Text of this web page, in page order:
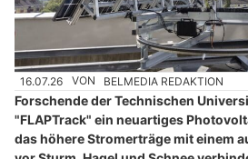
16.07.26 VON BELMEDIA REDAKTION
Forschende der Technischen
"FLAPTrack" ein neuartiges
das höhere Stromerträge mit einem